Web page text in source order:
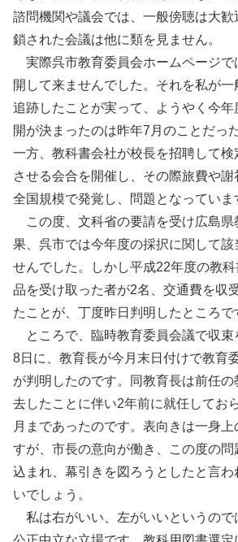
諮問機関や議会では、一般傍聴は大歓
鎖された会議は他に類を見ません。
実際呉市教育委員会ホームページで
開して来ませんでした。それを私が一
追跡したことが実って、ようやく今
開が決まったのは昨年7月のことだっ
一方、教科書会社が校長を招聘して
させる会合を開催し、その際旅費や
全国規模で発覚し、問題となっていま
この度、文科省の要請を受け広島県
果、呉市では今年度の採択に関して該
せんでした。しかし平成22年度の教
品を受け取った者が2名、交通費を収
たことが、丁度昨日判明したところで
ところで、臨時教育委員会議で収束
8日に、教育長が今月末日付けで教育
が判明したのです。同教育長は前任
去したことに伴い2年前に就任してお
月まであったのです。表向きは一身
すが、市長の意向が働き、この度の
込まれ、幕引きを図ろうとしたと言
いでしょう。
私は右がいい、左がいいというので